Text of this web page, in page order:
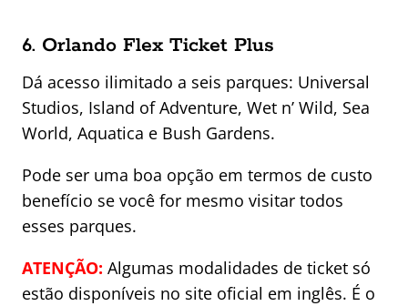
6. Orlando Flex Ticket Plus
Dá acesso ilimitado a seis parques: Universal
Studios, Island of Adventure, Wet n’ Wild, Sea
World, Aquatica e Bush Gardens.
Pode ser uma boa opção em termos de custo
benefício se você for mesmo visitar todos
esses parques.
ATENÇÃO: Algumas modalidades de ticket só
estão disponíveis no site oficial em inglês. É o